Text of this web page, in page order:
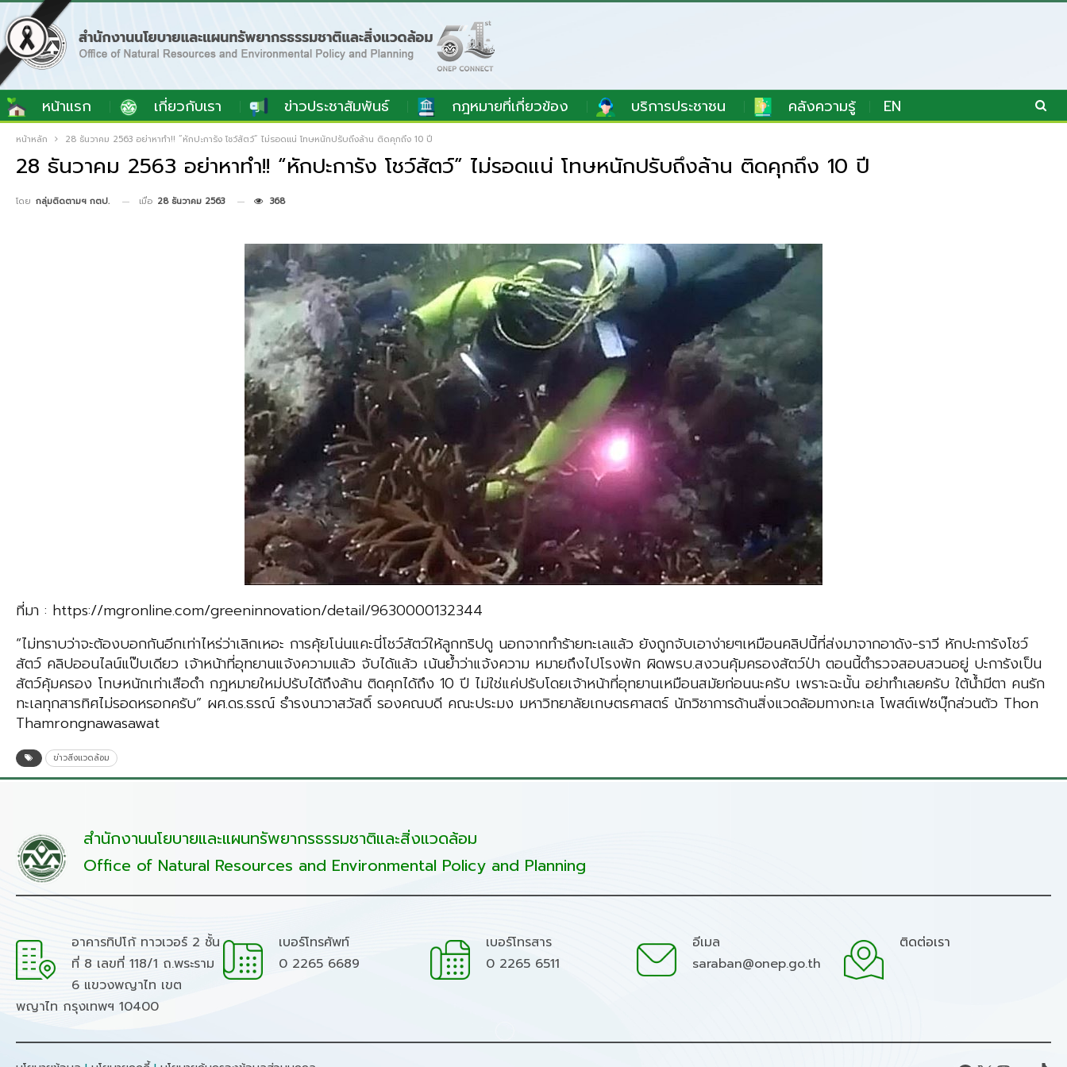
หน้าแรก เกี่ยวกับเรา ข่าวประชาสัมพันธ์ กฎหมายที่เกี่ยวข้อง บริการประชาชน คลังความรู้ EN
หน้าหลัก 28 ธันวาคม 2563 อย่าหาทำ!! “หักปะการัง โชว์สัตว์” ไม่รอดแน่ โทษหนักปรับถึงล้าน ติดคุกถึง 10 ปี
28 ธันวาคม 2563 อย่าหาทำ!! “หักปะการัง โชว์สัตว์” ไม่รอดแน่ โทษหนักปรับถึงล้าน ติดคุกถึง 10 ปี
โดย กลุ่มติดตามฯ กตป. เมื่อ 28 ธันวาคม 2563 368
ที่มา : https://mgronline.com/greeninnovation/detail/9630000132344
“ไม่ทราบว่าจะต้องบอกกันอีกเท่าไหร่ว่าเลิกเหอะ การคุ้ยโน่นแคะนี่โชว์สัตว์ให้ลูกทริปดู นอกจากทำร้ายทะเลแล้ว ยังถูกจับเอาง่ายๆเหมือนคลิปนี้ที่ส่งมาจากอาดัง-ราวี หักปะการังโชว์
สัตว์ คลิปออนไลน์แป๊บเดียว เจ้าหน้าที่อุทยานแจ้งความแล้ว จับได้แล้ว เน้นย้ำว่าแจ้งความ หมายถึงไปโรงพัก ผิดพรบ.สงวนคุ้มครองสัตว์ป่า ตอนนี้ตำรวจสอบสวนอยู่ ปะการังเป็น
สัตว์คุ้มครอง โทษหนักเท่าเสือดำ กฎหมายใหม่ปรับได้ถึงล้าน ติดคุกได้ถึง 10 ปี ไม่ใช่แค่ปรับโดยเจ้าหน้าที่อุทยานเหมือนสมัยก่อนนะครับ เพราะฉะนั้น อย่าทำเลยครับ ใต้น้ำมีตา คนรัก
ทะเลทุกสารทิศไม่รอดหรอกครับ” ผศ.ดร.ธรณ์ ธำรงนาวาสวัสดิ์ รองคณบดี คณะประมง มหาวิทยาลัยเกษตรศาสตร์ นักวิชาการด้านสิ่งแวดล้อมทางทะเล โพสต์เฟซบุ๊กส่วนตัว Thon
Thamrongnawasawat
ข่าวสิ่งแวดล้อม
สำนักงานนโยบายและแผนทรัพยากรธรรมชาติและสิ่งแวดล้อม
Office of Natural Resources and Environmental Policy and Planning
อาคารทิปโก้ ทาวเวอร์ 2 ชั้น
ที่ 8 เลขที่ 118/1 ถ.พระราม
6 แขวงพญาไท เขต
พญาไท กรุงเทพฯ 10400
เบอร์โทรศัพท์
0 2265 6689
เบอร์โทรสาร
0 2265 6511
อีเมล
saraban@onep.go.th
ติดต่อเรา